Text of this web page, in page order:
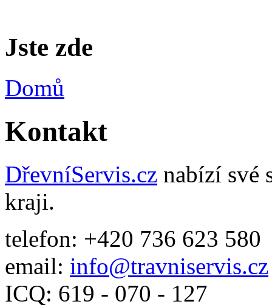
Jste zde
Domů
Kontakt
DřevníServis.cz nabízí své
kraji.
telefon: +420 736 623 580
email: info@travniservis.cz
ICQ: 619 - 070 - 127